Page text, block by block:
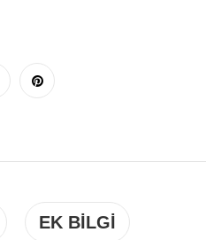
EK BILGI